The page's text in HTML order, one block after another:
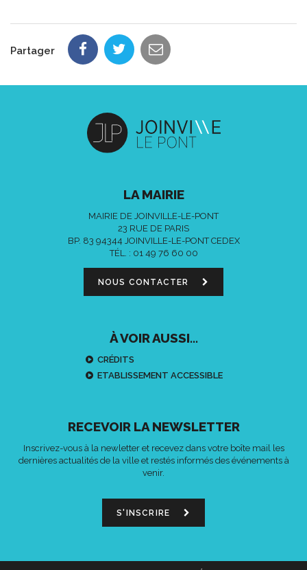
Partager
LA MAIRIE
MAIRIE DE JOINVILLE-LE-PONT
23 RUE DE PARIS
BP. 83 94344 JOINVILLE-LE-PONT CEDEX
TÉL. : 01 49 76 60 00
NOUS CONTACTER
À VOIR AUSSI...
CRÉDITS
ETABLISSEMENT ACCESSIBLE
RECEVOIR LA NEWSLETTER
Inscrivez-vous à la newletter et recevez dans votre boîte mail les
dernières actualités de la ville et restés informés des événements à
venir.
S'INSCRIRE